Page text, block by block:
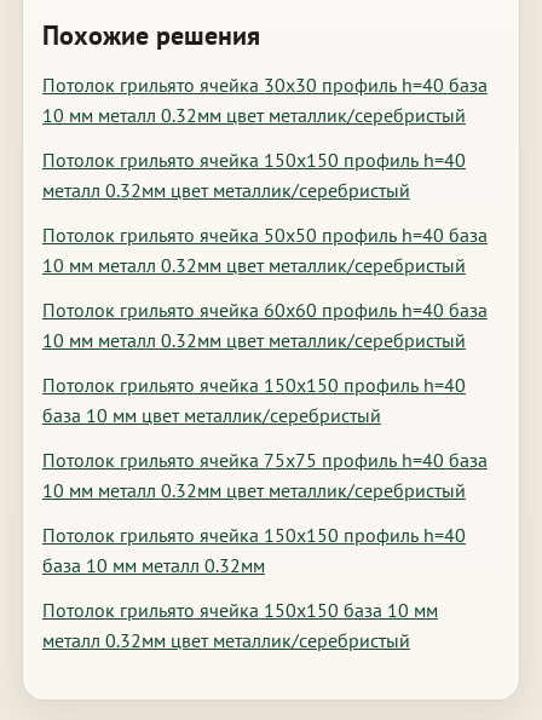
Похожие решения
Потолок грильято ячейка 30х30 профиль h=40 база
10 мм металл 0.32мм цвет металлик/серебристый
Потолок грильято ячейка 150х150 профиль h=40
металл 0.32мм цвет металлик/серебристый
Потолок грильято ячейка 50х50 профиль h=40 база
10 мм металл 0.32мм цвет металлик/серебристый
Потолок грильято ячейка 60х60 профиль h=40 база
10 мм металл 0.32мм цвет металлик/серебристый
Потолок грильято ячейка 150х150 профиль h=40
база 10 мм цвет металлик/серебристый
Потолок грильято ячейка 75х75 профиль h=40 база
10 мм металл 0.32мм цвет металлик/серебристый
Потолок грильято ячейка 150х150 профиль h=40
база 10 мм металл 0.32мм
Потолок грильято ячейка 150х150 база 10 мм
металл 0.32мм цвет металлик/серебристый